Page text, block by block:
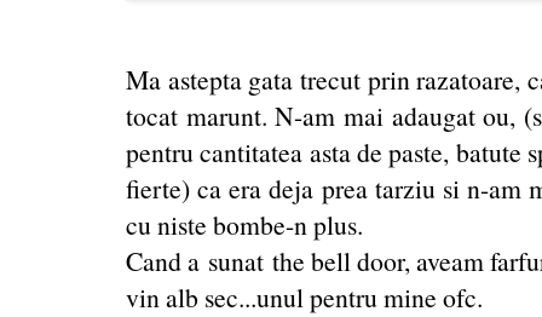
Ma astepta gata trecut prin razatoare,
tocat marunt. N-am mai adaugat ou,
pentru cantitatea asta de paste, batute
fierte) ca era deja prea tarziu si n-am
cu niste bombe-n plus.
Cand a sunat the bell door, aveam
vin alb sec...unul pentru mine ofc.